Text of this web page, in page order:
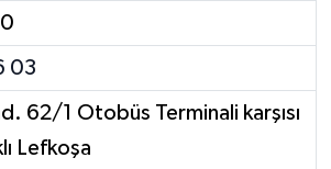
03
62/1 Otobüs Terminali karşısı
Lefkoşa